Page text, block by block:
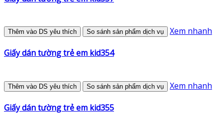
Thêm vào DS yêu thích So sánh sản phẩm dịch vụ Xem nhanh
Giấy dán tường trẻ em kid354
Thêm vào DS yêu thích So sánh sản phẩm dịch vụ Xem nhanh
Giấy dán tường trẻ em kid355